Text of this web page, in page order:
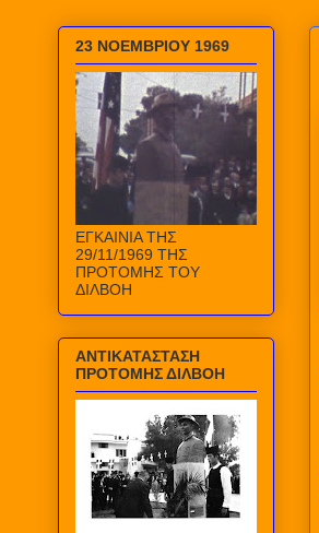
23 ΝΟΕΜΒΡΙΟΥ 1969
ΕΓΚΑΙΝΙΑ ΤΗΣ
29/11/1969 ΤΗΣ
ΠΡΟΤΟΜΗΣ ΤΟΥ
ΔΙΛΒΟΗ
ΑΝΤΙΚΑΤΑΣΤΑΣΗ
ΠΡΟΤΟΜΗΣ ΔΙΛΒΟΗ